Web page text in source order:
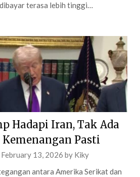
terasa lebih tinggi…
Hadapi Iran, Tak Ada
Pasti
February 13, 2026 by Kiky
antara Amerika Serikat dan